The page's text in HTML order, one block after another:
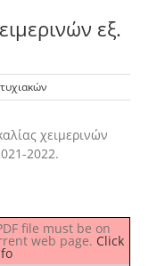
εξ.
χειμερινών
2022.
file must be on
web page. Click